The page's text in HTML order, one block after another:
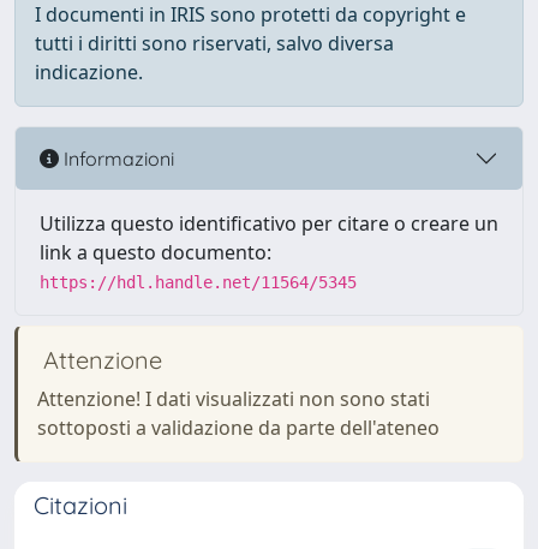
I documenti in IRIS sono protetti da copyright e
tutti i diritti sono riservati, salvo diversa
indicazione.
Informazioni
Utilizza questo identificativo per citare o creare un
link a questo documento:
https://hdl.handle.net/11564/5345
Attenzione
Attenzione! I dati visualizzati non sono stati
sottoposti a validazione da parte dell'ateneo
Citazioni